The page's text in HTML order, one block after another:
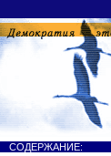
СОДЕРЖАНИЕ: